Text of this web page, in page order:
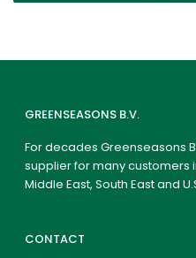
GREENSEASONS B.V.
For decades Greenseasons
supplier for many customers
Middle East, South East and
CONTACT